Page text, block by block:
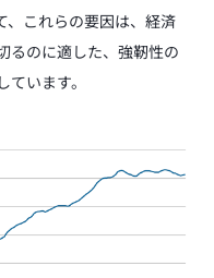
、これらの要因は、経済
るのに適した、強靭性の
います。